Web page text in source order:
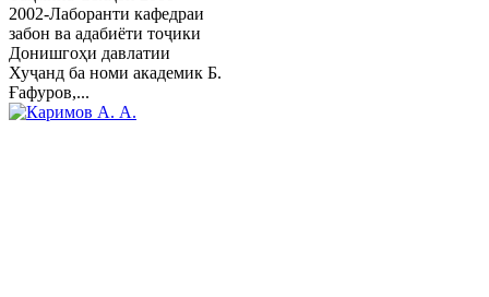
2002-Лаборанти кафедраи
забон ва адабиёти тоҷики
Донишгоҳи давлатии
Хуҷанд ба номи академик Б.
Ғафуров,...